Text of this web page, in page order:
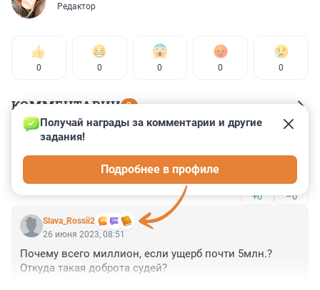
Редактор
0 0 0 0 0
КОММЕНТАРИИ 2
Гость
Когда делать нечего ?
+0 –0
Slava_Rossii2
Получай награды за комментарии и другие
задания!
Подробнее в профиле
26 июня 2023, 08:51
Почему всего миллион, если ущерб почти 5млн.?
Откуда такая доброта судей?